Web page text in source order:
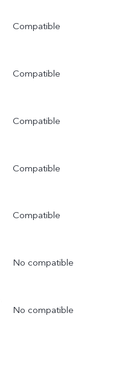
Compatible
Compatible
Compatible
Compatible
Compatible
No compatible
No compatible